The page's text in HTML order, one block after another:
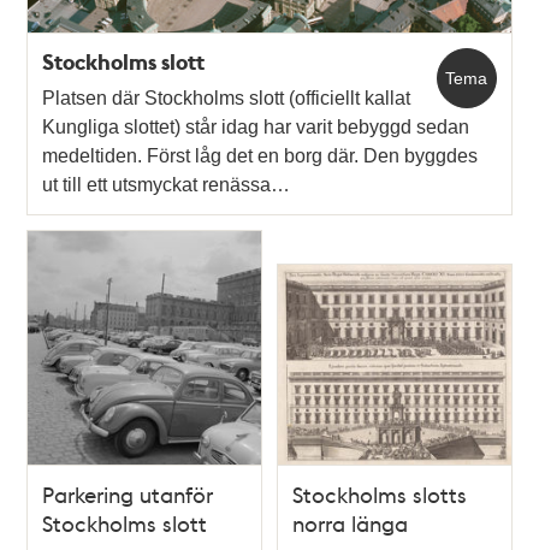
Tema
Stockholms slott
Platsen där Stockholms slott (officiellt kallat
Kungliga slottet) står idag har varit bebyggd sedan
medeltiden. Först låg det en borg där. Den byggdes
ut till ett utsmyckat renässa…
Parkering utanför
Stockholms slott
Stockholms slotts
norra länga